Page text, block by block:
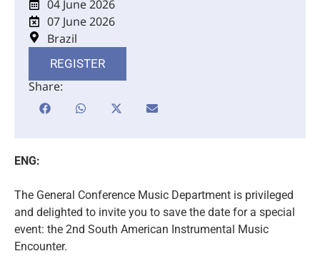
ENG:
The General Conference Music Department is privileged
and delighted to invite you to save the date for a special
event: the 2nd South American Instrumental Music
Encounter.
04 June 2026
07 June 2026
Brazil
REGISTER
Share: